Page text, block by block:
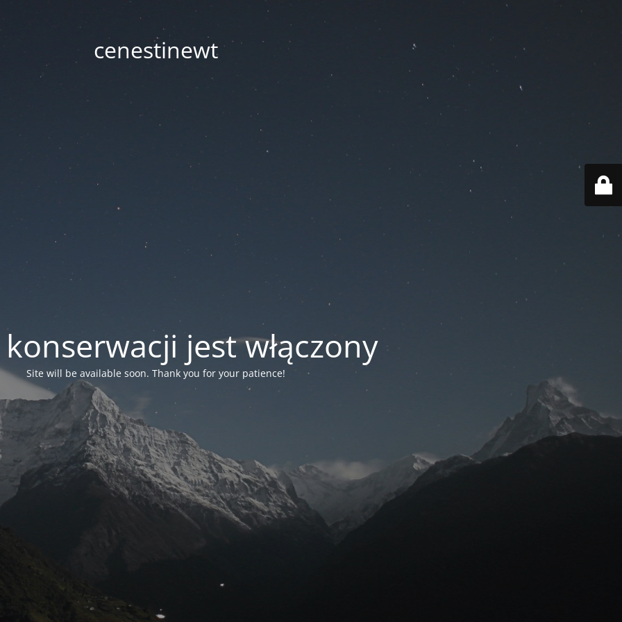
cenestinewt
jest włączony
Site will be available soon. Thank you for your patience!